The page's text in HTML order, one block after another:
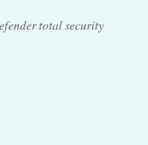
total security